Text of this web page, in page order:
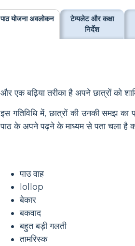
पाठ योजना अवलोकन
टेम्पलेट और कक्षा
निर्देश
और एक बढ़िया तरीका है अपने छात्रों को
इस गतिविधि में, छात्रों की उनकी समझ का
पाठ के अपने पढ़ने के माध्यम से पता चला है
पाउ वाह
lollop
बेकार
बकवाद
बहुत बड़ी गलती
तामरिस्क